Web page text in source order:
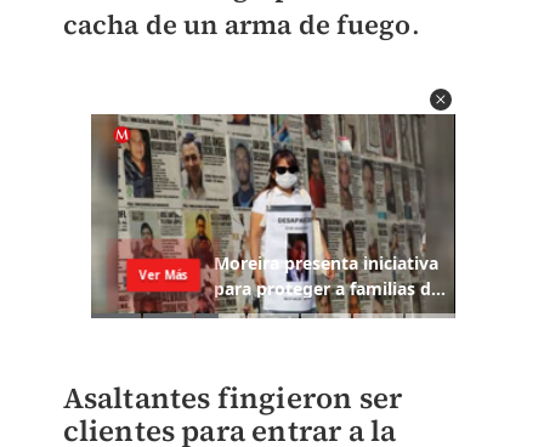
cacha de un arma de fuego.
Asaltantes fingieron ser
clientes para entrar a la